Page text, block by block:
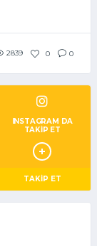
2839 0 0
INSTAGRAM DA
TAKİP ET
TAKİP ET